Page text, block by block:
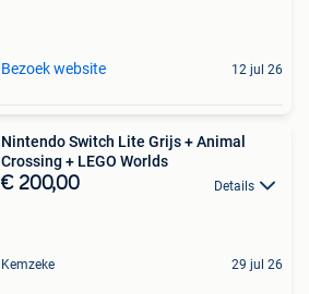
Bezoek website 12 jul 26
Nintendo Switch Lite Grijs + Animal
Crossing + LEGO Worlds
€ 200,00 Details
Kemzeke 29 jul 26